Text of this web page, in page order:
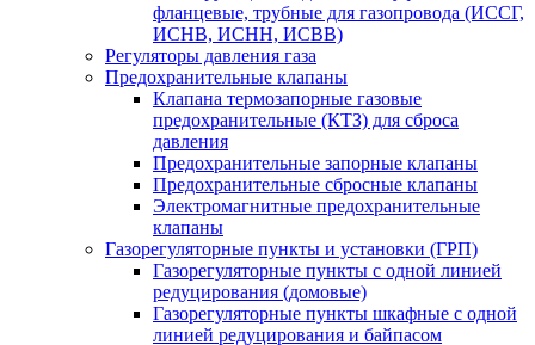
фланцевые, трубные для газопровода (ИССГ,
ИСНВ, ИСНН, ИСВВ)
Регуляторы давления газа
Предохранительные клапаны
Клапана термозапорные газовые
предохранительные (КТЗ) для сброса
давления
Предохранительные запорные клапаны
Предохранительные сбросные клапаны
Электромагнитные предохранительные
клапаны
Газорегуляторные пункты и установки (ГРП)
Газорегуляторные пункты с одной линией
редуцирования (домовые)
Газорегуляторные пункты шкафные с одной
линией редуцирования и байпасом